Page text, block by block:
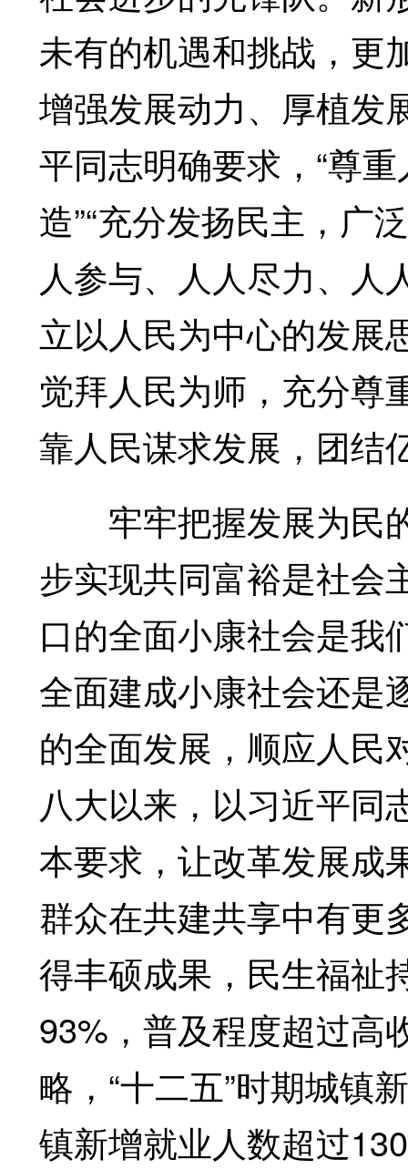
未有的机遇和挑战，更
增强发展动力、厚植发
平同志明确要求，“尊
造”“充分发扬民主，广
人参与、人人尽力、人
立以人民为中心的发展
觉拜人民为师，充分尊
靠人民谋求发展，团结
牢牢把握发展为民
步实现共同富裕是社会
口的全面小康社会是我
全面建成小康社会还是
的全面发展，顺应人民
八大以来，以习近平同
本要求，让改革发展成
群众在共建共享中有更
得丰硕成果，民生福祉
93%，普及程度超过高
略，“十二五”时期城镇
镇新增就业人数超过